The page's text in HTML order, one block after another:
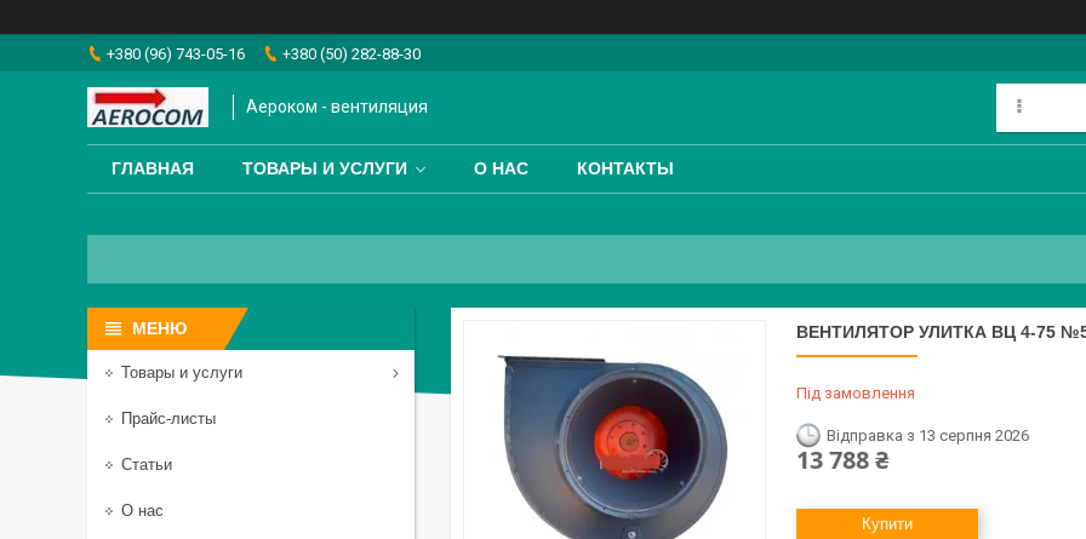
+380 (96) 743-05-16 +380 (50) 282-88-30
Аероком - вентиляция
ГЛАВНАЯ ТОВАРЫ И УСЛУГИ О НАС КОНТАКТЫ
ВЕНТИЛЯТОР УЛИТКА ВЦ 4-75
Під замовлення
Відправка з 13 серпня 2026
13 788 ₴
Купити
Товары и услуги
Прайс-листы
Статьи
О нас